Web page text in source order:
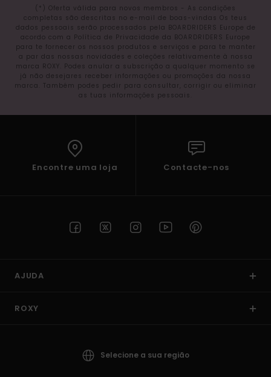
(*) Oferta válida para novos membros - As condições
completas são descritas no e-mail de boas-vindas Os teus
dados pessoais serão processados pela BOARDRIDERS Europe de
acordo com a Política de Privacidade da BOARDRIDERS Europe
para te fornecer os nossos produtos e serviços e para te manter
a par das nossas novidades e coleções relativamente à nossa
marca ROXY. Podes anular a subscrição a qualquer momento se
já não desejares receber informações ou promoções da nossa
marca. Também podes pedir para consultar, corrigir ou eliminar
as tuas informações pessoais.
Encontre uma loja Contacte-nos
AJUDA
ROXY
Selecione a sua região